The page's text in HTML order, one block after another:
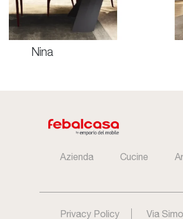
Nina
Azienda Cucine
Privacy Policy Via